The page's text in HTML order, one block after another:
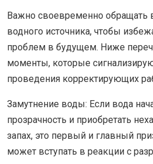
Важно своевременно обращать
водного источника, чтобы
проблем в будущем. Ниже
моменты, которые
проведения корректирующих
Замутнение воды: Если вода
прозрачность и приобретать
запах, это первый и главный
может вступать в реакции с